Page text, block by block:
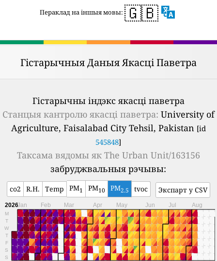
Пераклад на іншыя мовы: 🇬🇧
Гістарычныя Даныя Якасці Паветра
Гістарычны індэкс якасці паветра
Станцыя кантролю якасці паветра: University of
Agriculture, Faisalabad City Tehsil, Pakistan [id
545848]
Таксама вядомы як The Urban Unit/163156
забруджвальныя рэчывы:
co2 R.H. Temp PM1 PM10 PM2.5 tvoc Экспарт у CSV
2026
M
T
W
T
F
S
S
Jan Feb Mar Apr May Jun Jul Aug